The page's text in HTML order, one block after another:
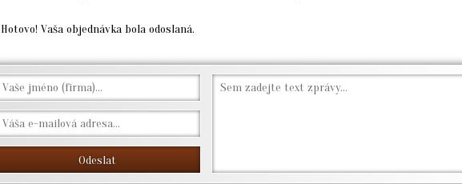
Hotovo! Vaša objednávka bola odoslaná.